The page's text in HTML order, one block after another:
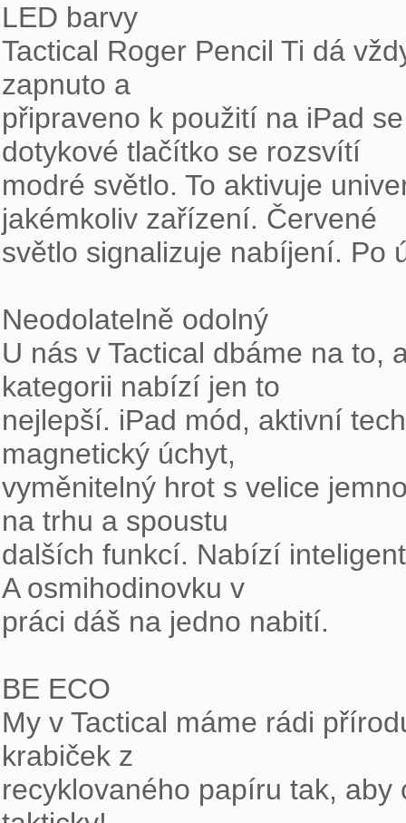
LED barvy
Tactical Roger Pencil Ti dá
zapnuto a
připraveno k použití na iPad
dotykové tlačítko se rozsvítí
modré světlo. To aktivuje
jakémkoliv zařízení. Červené
světlo signalizuje nabíjení. Po
Neodolatelně odolný
U nás v Tactical dbáme na to,
kategorii nabízí jen to
nejlepší. iPad mód, aktivní
magnetický úchyt,
vyměnitelný hrot s velice
na trhu a spoustu
dalších funkcí. Nabízí
A osmihodinovku v
práci dáš na jedno nabití.
BE ECO
My v Tactical máme rádi
krabiček z
recyklovaného papíru tak,